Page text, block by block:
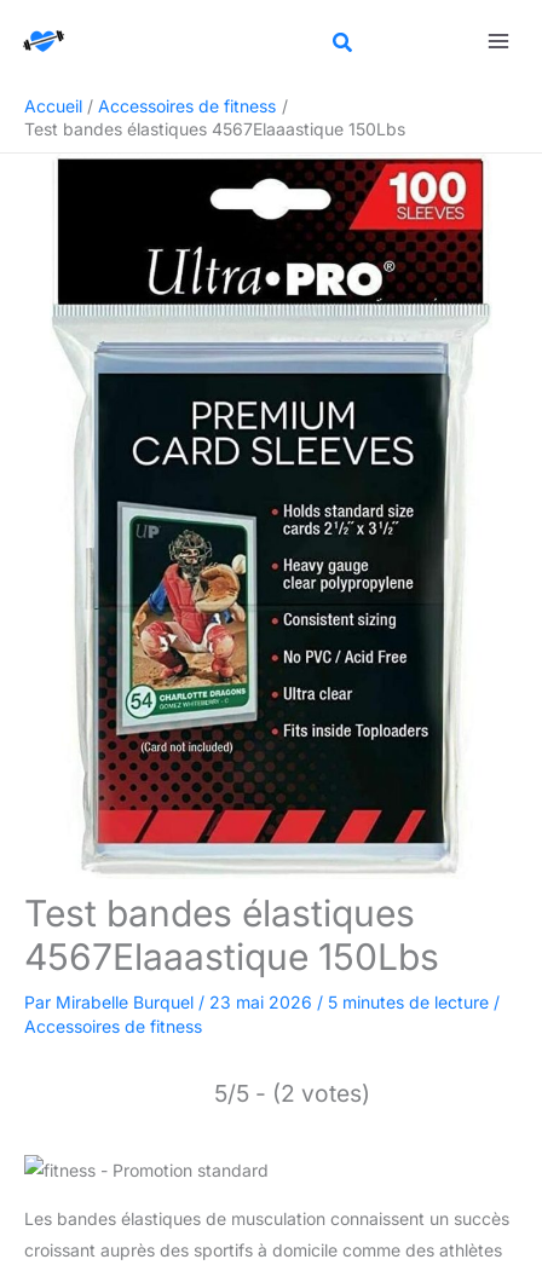
Accueil
Accessoires de fitness
Test bandes élastiques 4567Elaaastique 150Lbs
Test bandes élastiques
4567Elaaastique 150Lbs
Par Mirabelle Burquel / 23 mai 2026 / 5 minutes de lecture /
Accessoires de fitness
5/5 - (2 votes)
Les bandes élastiques de musculation connaissent un succès
croissant auprès des sportifs à domicile comme des athlètes